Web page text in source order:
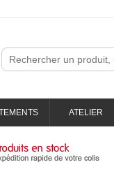
ATELIER